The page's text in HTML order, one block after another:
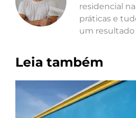
residencial
práticas e
um resultado
Leia também